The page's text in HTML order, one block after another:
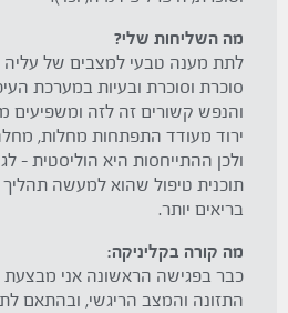
מה השליחות שלי?
לתת מענה טבעי למצבים של עליה
סוכרת וסוכרת ובעיות במערכת
והנפש קשורים זה לזה ומשפיעים
ירוד מעודד התפתחות מחלות,
ולכן ההתייחסות היא הוליסטית –
תוכנית טיפול שהוא למעשה
בריאים יותר.
מה קורה בקליניקה:
כבר בפגישה הראשונה אני
התזונה והמצב הריגשי, ובהתאם